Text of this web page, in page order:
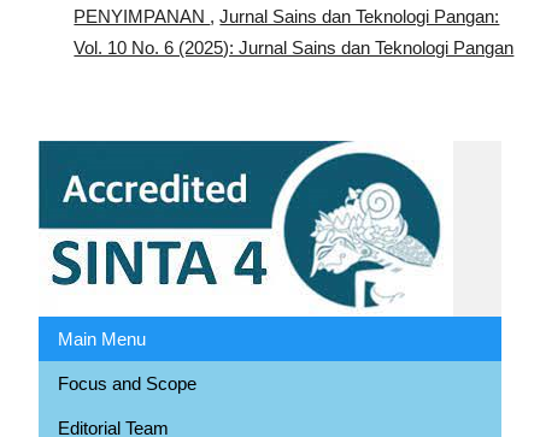
PENYIMPANAN ,Jurnal Sains dan Teknologi Pangan:
Vol. 10 No. 6 (2025): Jurnal Sains dan Teknologi Pangan
Main Menu
Focus and Scope
Editorial Team